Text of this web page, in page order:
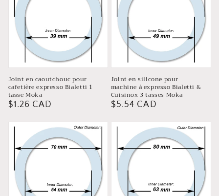
Joint en caoutchouc pour
cafetière expresso Bialetti 1
tasse Moka
Prix
habituel
$1.26 CAD
Joint en silicone pour
machine à expresso Bialetti &
Cuisinox 3 tasses Moka
Prix
habituel
$5.54 CAD